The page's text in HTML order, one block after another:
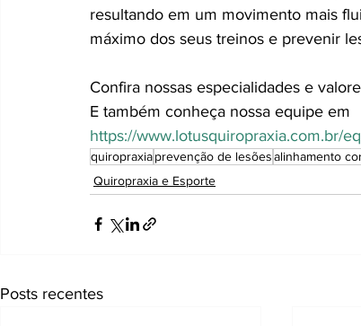
resultando em um movimento mais
máximo dos seus treinos e prevenir
Confira nossas especialidades e
E também conheça nossa equipe em
https://www.lotusquiropraxia.com.br/
quiropraxiaprevenção de lesõesalinhamento
Quiropraxia e Esporte
Posts recentes